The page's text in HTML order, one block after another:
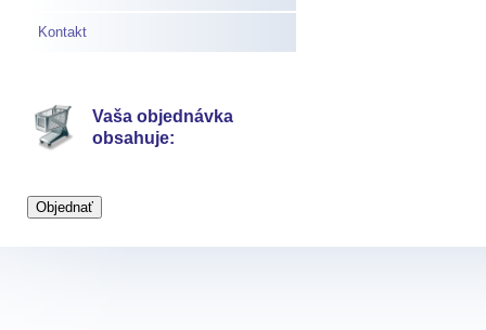
Kontakt
Vaša objednávka
obsahuje: